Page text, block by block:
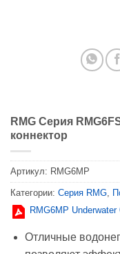
RMG Серия
коннектор
Артикул: RMG6MP
Категории: Серия RMG
RMG6MP
Отличные